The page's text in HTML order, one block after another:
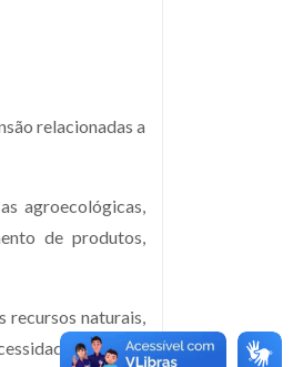
relacionadas a
agroecológicas,
de produtos,
recursos naturais,
frente os